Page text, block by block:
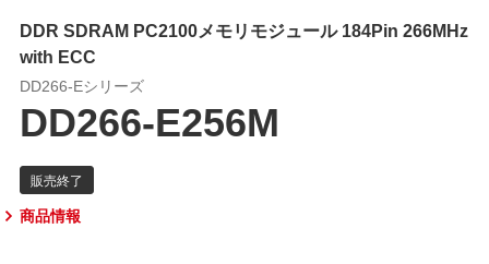
DDR SDRAM PC2100メモリモジュール 184Pin 266MHz
with ECC
DD266-Eシリーズ
DD266-E256M
商品情報